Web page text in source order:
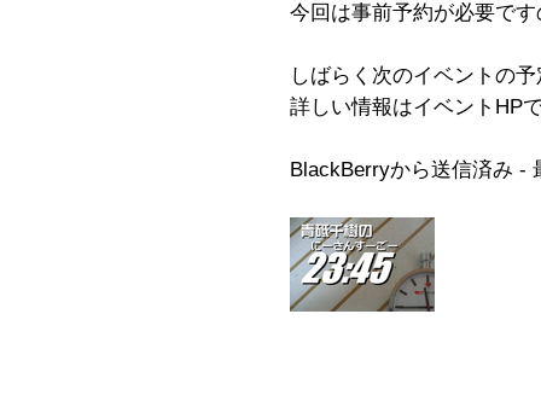
今回は事前予約が必要で
しばらく次のイベントの
詳しい情報はイベントHP
BlackBerryから送信済み -